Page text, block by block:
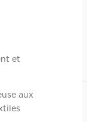
et
aux